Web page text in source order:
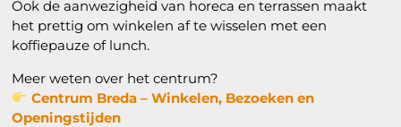
Ook de aanwezigheid van horeca en terrassen maakt
het prettig om winkelen af te wisselen met een
koffiepauze of lunch.
Meer weten over het centrum?
Centrum Breda – Winkelen, Bezoeken en
Openingstijden